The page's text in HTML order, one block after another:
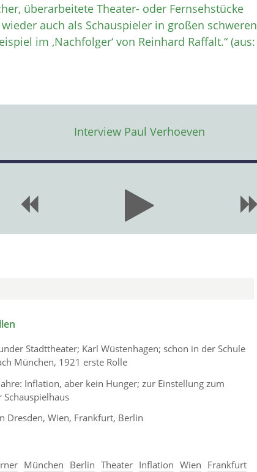
überarbeitete Theater- oder Fernsehstücke
auch als Schauspieler in großen schweren
im ‚Nachfolger‘ von Reinhard Raffalt.“ (aus:
Interview Paul Verhoeven
Stadttheater; Karl Wüstenhagen; schon in der Schule
München, 1921 erste Rolle
Inflation, aber kein Hunger; zur Einstellung zum
Dresden, Wien, Frankfurt, Berlin
München Berlin Theater Inflation Wien Frankfurt